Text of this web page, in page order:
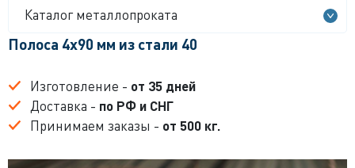
Каталог металлопроката
Полоса 4x90 мм из стали 40
Изготовление - от 35 дней
Доставка - по РФ и СНГ
Принимаем заказы - от 500 кг.